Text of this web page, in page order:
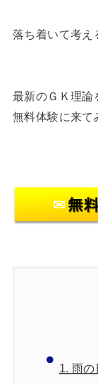
落ち着いて考え
最新のＧＫ理論
無料体験に来て
1. 雨の